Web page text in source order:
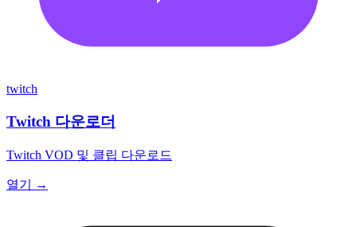
twitch
Twitch 다운로더
Twitch VOD 및 클립 다운로드
열기 →